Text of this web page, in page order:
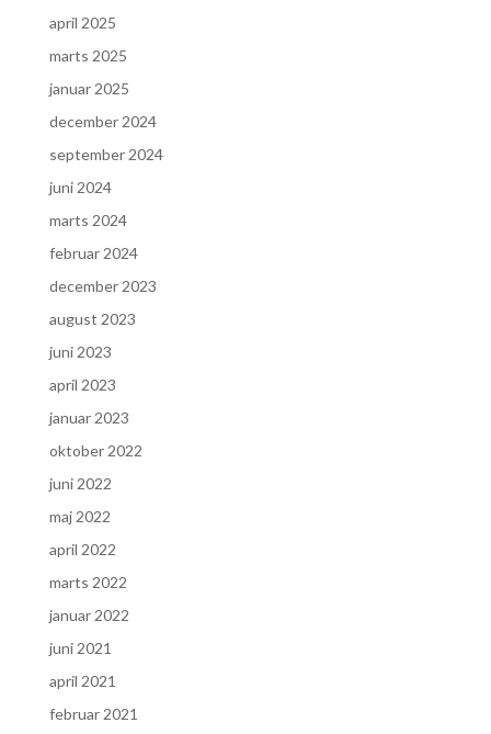
april 2025
marts 2025
januar 2025
december 2024
september 2024
juni 2024
marts 2024
februar 2024
december 2023
august 2023
juni 2023
april 2023
januar 2023
oktober 2022
juni 2022
maj 2022
april 2022
marts 2022
januar 2022
juni 2021
april 2021
februar 2021